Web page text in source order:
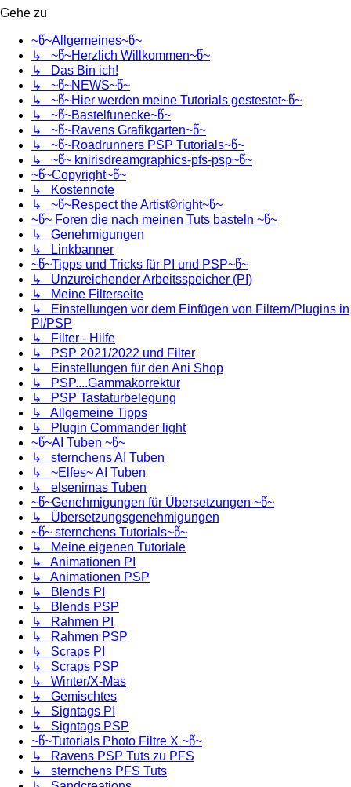
Gehe zu
~წ~Allgemeines~წ~
↳ ~წ~Herzlich Willkommen~წ~
↳ Das Bin ich!
↳ ~წ~NEWS~წ~
↳ ~წ~Hier werden meine Tutorials gestestet~წ~
↳ ~წ~Bastelfunecke~წ~
↳ ~წ~Ravens Grafikgarten~წ~
↳ ~წ~Roadrunners PSP Tutorials~წ~
↳ ~წ~ knirisdreamgraphics-pfs-psp~წ~
~წ~Copyright~წ~
↳ Kostennote
↳ ~წ~Respect the Artist©right~წ~
~წ~ Foren die nach meinen Tuts basteln ~წ~
↳ Genehmigungen
↳ Linkbanner
~წ~Tipps und Tricks für PI und PSP~წ~
↳ Unzureichender Arbeitsspeicher (PI)
↳ Meine Filterseite
↳ Einstellungen vor dem Einfügen von Filtern/Plugins in
PI/PSP
↳ Filter - Hilfe
↳ PSP 2021/2022 und Filter
↳ Einstellungen für den Ani Shop
↳ PSP....Gammakorrektur
↳ PSP Tastaturbelegung
↳ Allgemeine Tipps
↳ Plugin Commander light
~წ~AI Tuben ~წ~
↳ sternchens AI Tuben
↳ ~Elfes~ AI Tuben
↳ elsenimas Tuben
~წ~Genehmigungen für Übersetzungen ~წ~
↳ Übersetzungsgenehmigungen
~წ~ sternchens Tutorials~წ~
↳ Meine eigenen Tutoriale
↳ Animationen PI
↳ Animationen PSP
↳ Blends PI
↳ Blends PSP
↳ Rahmen PI
↳ Rahmen PSP
↳ Scraps PI
↳ Scraps PSP
↳ Winter/X-Mas
↳ Gemischtes
↳ Signtags PI
↳ Signtags PSP
~წ~Tutorials Photo Filtre X ~წ~
↳ Ravens PSP Tuts zu PFS
↳ sternchens PFS Tuts